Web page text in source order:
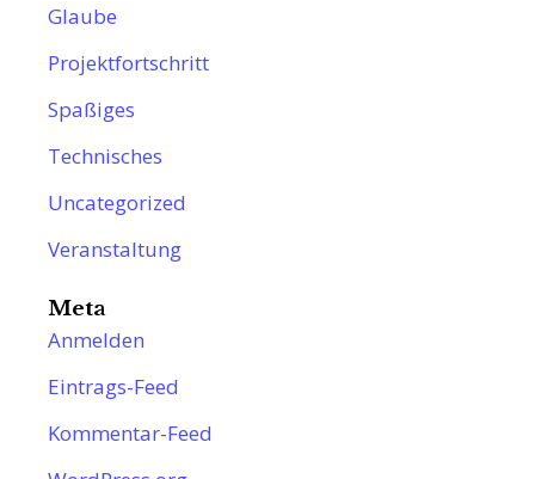
Glaube
Projektfortschritt
Spaßiges
Technisches
Uncategorized
Veranstaltung
Meta
Anmelden
Eintrags-Feed
Kommentar-Feed